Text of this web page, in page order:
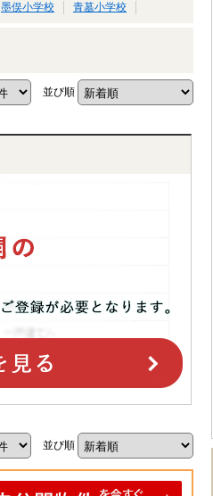
墨俣小学校 青墓小学校
並び順
並び順